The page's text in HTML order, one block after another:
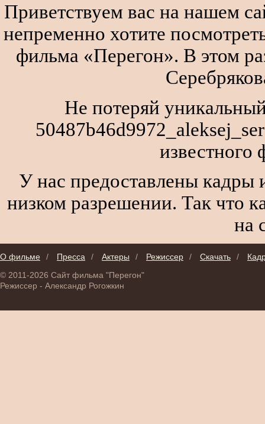
Приветствуем вас на нашем
непременно хотите
фильма «Перегон». В этом
Не потеряй
известного
У нас предоставлены кадры
низком разрешении. Так что
на
О фильме / Пресса / Актеры / Режиссер / Скачать /
© 2011-2026 Сайт фильма "Перегон"
Режиссер - Александр Рогожкин